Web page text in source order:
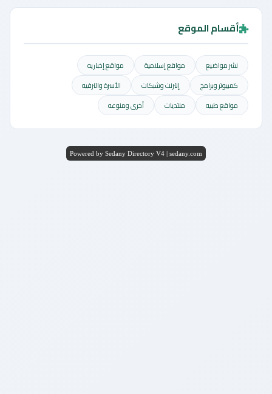
أقسام الموقع
نشر مواضيع مواقع إسلامية
مواقع إخباريه
كمبيوتر وبرامج
إنترنت وشبكات
الأسرة والترفيه
مواقع طبيه
منتديات أخرى ومنوعه
Powered by Sedany Directory V4 | sedany.com